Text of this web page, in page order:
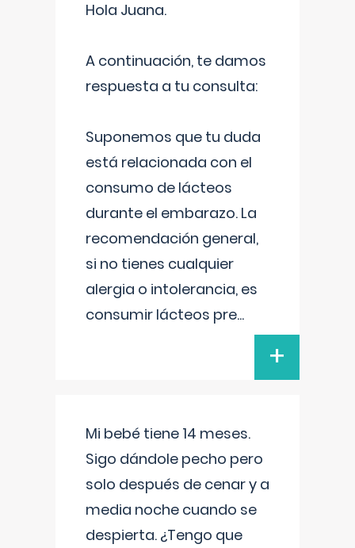
Hola Juana.
A continuación, te damos
respuesta a tu consulta:
Suponemos que tu duda
está relacionada con el
consumo de lácteos
durante el embarazo. La
recomendación general,
si no tienes cualquier
alergia o intolerancia, es
consumir lácteos pre...
+
Mi bebé tiene 14 meses.
Sigo dándole pecho pero
solo después de cenar y a
media noche cuando se
despierta. ¿Tengo que